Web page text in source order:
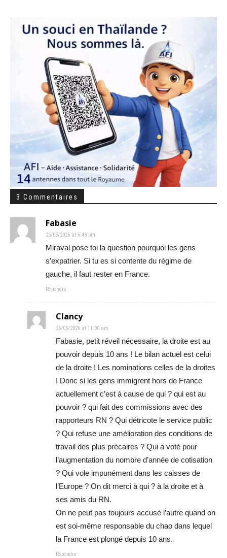
3 Commentaires
Fabasie
25/05/2026 at 6:48 pm
Miraval pose toi la question pourquoi les gens
s’expatrier. Si tu es si contente du régime de
gauche, il faut rester en France.
Répondre
Clancy
26/05/2026 at 11:30 am
Fabasie, petit réveil nécessaire, la droite est au
pouvoir depuis 10 ans ! Le bilan actuel est celui
de la droite ! Les nominations celles de la droites
! Donc si les gens immigrent hors de France
actuellement c’est à cause de qui ? qui est au
pouvoir ? qui fait des commissions avec des
rapporteurs RN ? Qui détricote le service public
? Qui refuse une amélioration des conditions de
travail des plus précaires ? Qui a voté pour
l’augmentation du nombre d’année de cotisation
? Qui vole impunément dans les caisses de
l’Europe ? On dit merci à qui ? à la droite et à
ses amis du RN.
On ne peut pas toujours accusé l’autre quand on
est soi-même responsable du chao dans lequel
la France est plongé depuis 10 ans.
Répondre